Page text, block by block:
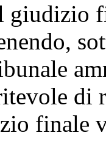
di
finale